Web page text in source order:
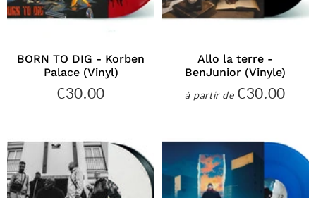
BORN TO DIG - Korben
Palace (Vinyl)
Prix
€30.00
Allo la terre -
BenJunior (Vinyle)
à partir dePrix
€30.00